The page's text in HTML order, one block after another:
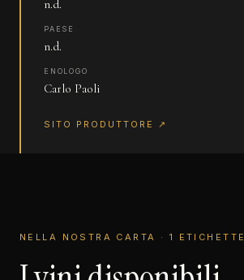
n.d.
PAESE
n.d.
ENOLOGO
Carlo Paoli
SITO PRODUTTORE ↗
NELLA NOSTRA CARTA · 1 ETICHETTE